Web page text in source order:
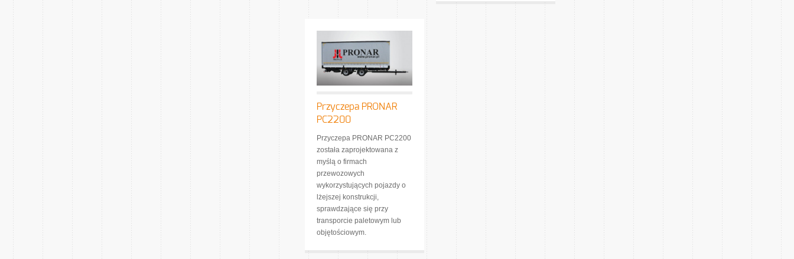
Przyczepa PRONAR
PC2200
Przyczepa PRONAR PC2200
została zaprojektowana z
myślą o firmach
przewozowych
wykorzystujących pojazdy o
lżejszej konstrukcji,
sprawdzające się przy
transporcie paletowym lub
objętościowym.